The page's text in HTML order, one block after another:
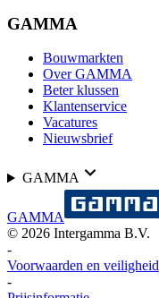
GAMMA
Bouwmarkten
Over GAMMA
Beter klussen
Klantenservice
Vacatures
Nieuwsbrief
GAMMA
GAMMA
© 2026 Intergamma B.V.
-
Voorwaarden en veiligheid
-